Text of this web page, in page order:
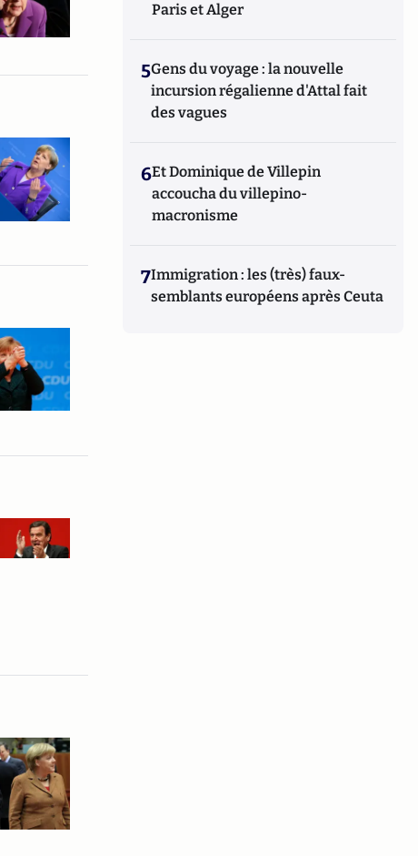
Paris et Alger
5Gens du voyage : la nouvelle
incursion régalienne d'Attal fait
des vagues
6Et Dominique de Villepin
accoucha du villepino-
macronisme
7Immigration : les (très) faux-
semblants européens après Ceuta